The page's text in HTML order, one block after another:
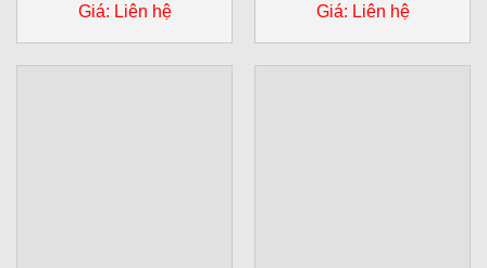
Giá: Liên hệ
Giá: Liên hệ